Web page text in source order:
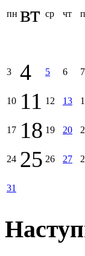
пн вт ср чт
3 4 5 6 7
10 11 12 13
17 18 19 20
24 25 26 27
31